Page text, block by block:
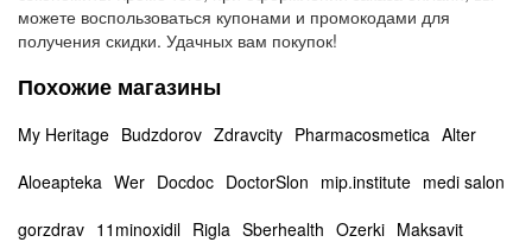
можете воспользоваться купонами и промокодами для
получения скидки. Удачных вам покупок!
Похожие магазины
My Heritage Budzdorov Zdravcity Pharmacosmetica Alter
Aloeapteka Wer Docdoc DoctorSlon mip.institute medi salon
gorzdrav 11minoxidil Rigla Sberhealth Ozerki Maksavit